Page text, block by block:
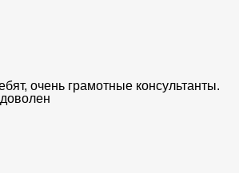
очень грамотные консультанты.